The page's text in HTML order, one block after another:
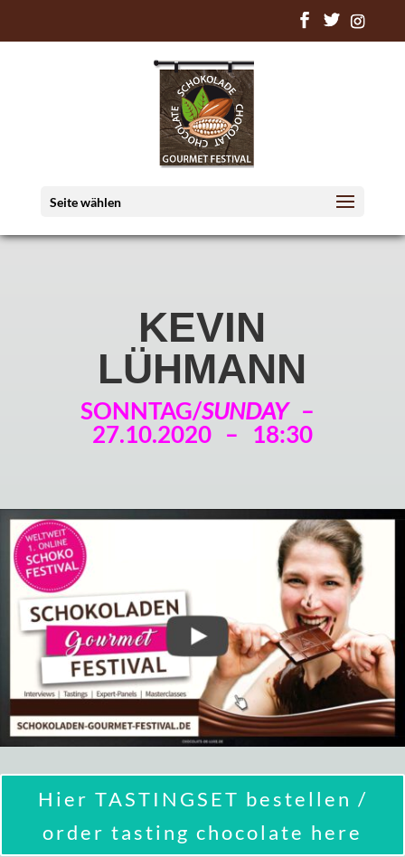
Seite wählen
KEVIN
LÜHMANN
SONNTAG/SUNDAY–
27.10.2020 – 18:30
Hier TASTINGSET bestellen /
order tasting chocolate here